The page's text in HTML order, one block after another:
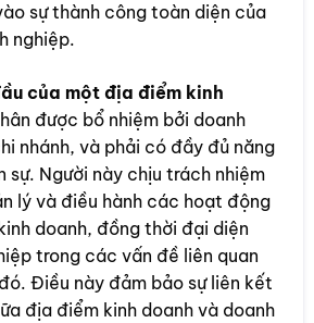
sự thành công toàn diện của
nghiệp.
của một địa điểm kinh
được bổ nhiệm bởi doanh
nhánh, và phải có đầy đủ năng
sự. Người này chịu trách nhiệm
lý và điều hành các hoạt động
doanh, đồng thời đại diện
trong các vấn đề liên quan
Điều này đảm bảo sự liên kết
địa điểm kinh doanh và doanh